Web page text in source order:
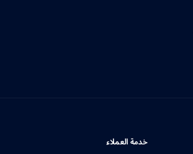
خدمة العملاء